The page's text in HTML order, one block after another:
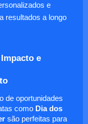
e
resultados a longo
e
de oportunidades
como Dia dos
são perfeitas para